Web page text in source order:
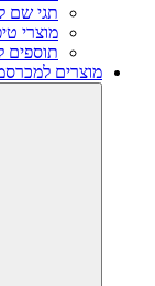
תגי שם
מוצרי
תוספים
מוצרים